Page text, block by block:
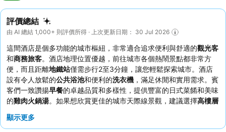
評價總結
由 AI 總結 1,000+ 則評價所得 · 上次更新日期： 30 Jul 2026
這間酒店是個多功能的城市樞紐，非常適合追求便利與舒適的觀光客
和商務旅客。酒店地理位置優越，前往城市各個熱鬧景點都非常方
便，而且距離地鐵站僅需步行2至3分鐘，讓您輕鬆探索城市。酒店
設有令人放鬆的公共浴池和便利的洗衣機 ，滿足休閒和實用需求。賓
客們一致讚揚早餐的卓越品質和多樣性，提供豐富的日式菜餚和美味
的雞肉火鍋湯。如果想欣賞更佳的城市天際線景觀，建議選擇高樓層
顯示更多